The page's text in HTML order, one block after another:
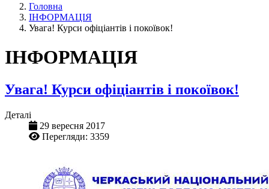
Головна
ІНФОРМАЦІЯ
Увага! Курси офіціантів і покоївок!
ІНФОРМАЦІЯ
Увага! Курси офіціантів і покоївок!
Деталі
29 вересня 2017
Перегляди: 3359